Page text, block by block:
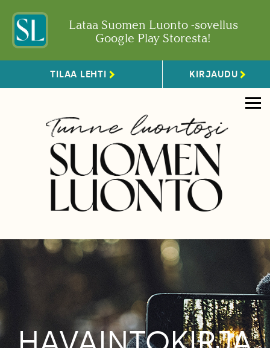
Lataa Suomen Luonto -sovellus
Google Play Storesta!
TILAA LEHTI KIRJAUDU